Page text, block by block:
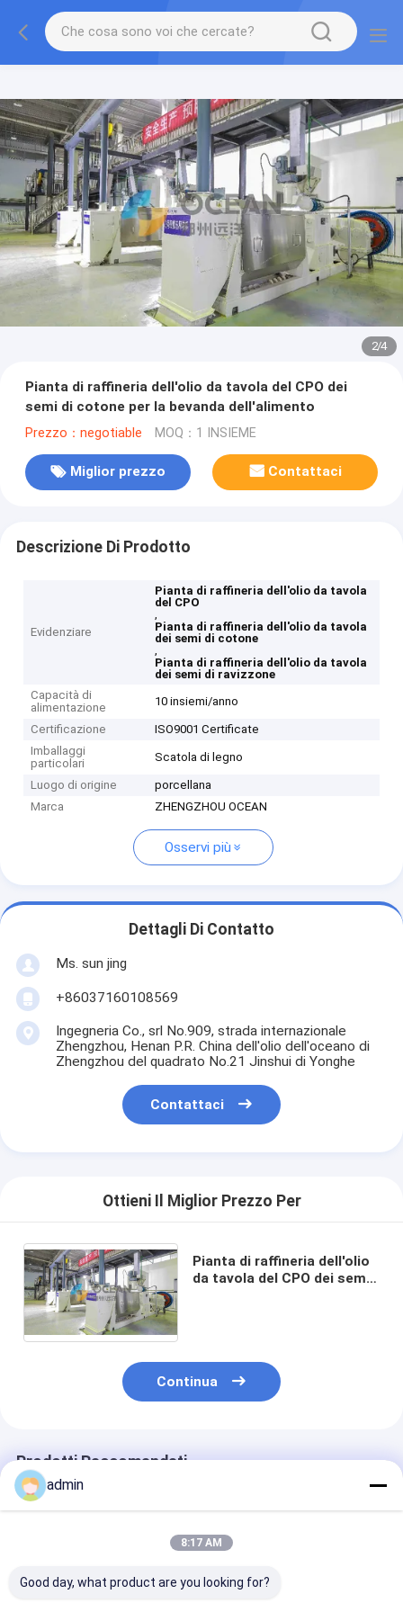
2/4
Pianta di raffineria dell'olio da tavola del CPO dei
semi di cotone per la bevanda dell'alimento
Prezzo：negotiable MOQ：1 INSIEME
Miglior prezzo Contattaci
Descrizione Di Prodotto
Evidenziare
Pianta di raffineria dell'olio da tavola
del CPO
,
Pianta di raffineria dell'olio da tavola
dei semi di cotone
,
Pianta di raffineria dell'olio da tavola
dei semi di ravizzone
Capacità di
alimentazione
10 insiemi/anno
Certificazione
ISO9001 Certificate
Imballaggi
particolari
Scatola di legno
Luogo di origine
porcellana
Marca
ZHENGZHOU OCEAN
Osservi più
Dettagli Di Contatto
Ms. sun jing
+86037160108569
Ingegneria Co., srl No.909, strada internazionale
Zhengzhou, Henan P.R. China dell'olio dell'oceano di
Zhengzhou del quadrato No.21 Jinshui di Yonghe
Contattaci
Ottieni Il Miglior Prezzo Per
Pianta di raffineria dell'olio
da tavola del CPO dei semi
Continua
Prodotti Raccomandati
admin
8:17 AM
Good day, what product are you looking for?